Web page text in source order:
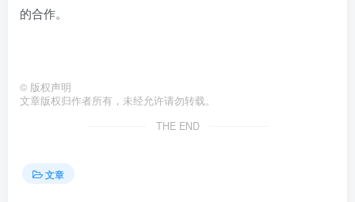
的合作。
© 版权声明
文章版权归作者所有，未经允许请勿转载。
THE END
文章